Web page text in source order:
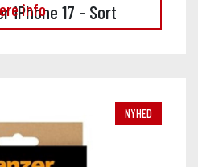
iPhone 17 - Sort
info
NYHED